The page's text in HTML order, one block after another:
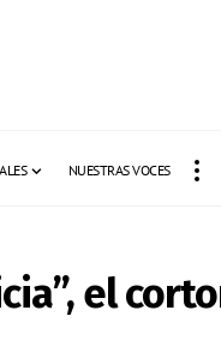
NUESTRAS VOCES
el